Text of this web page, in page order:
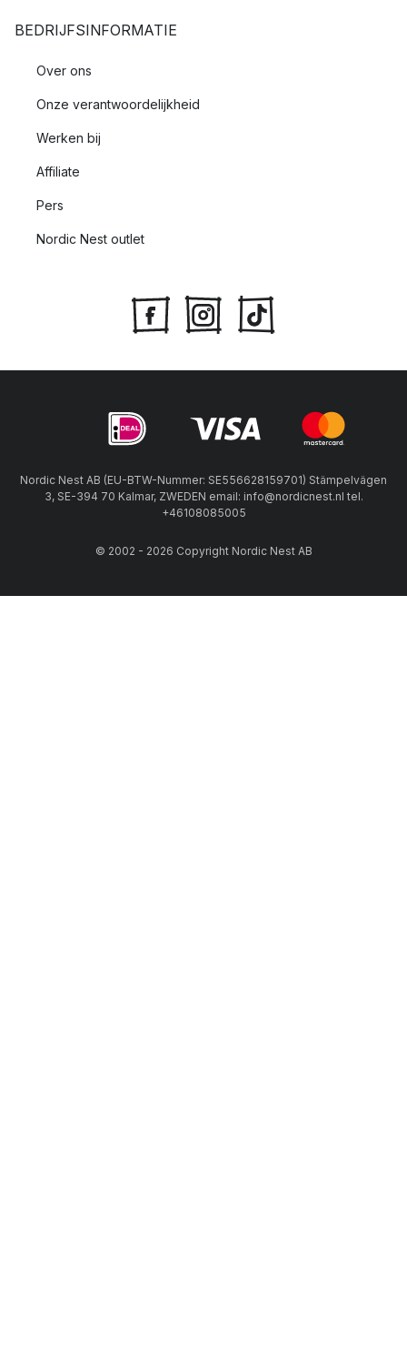
BEDRIJFSINFORMATIE
Over ons
Onze verantwoordelijkheid
Werken bij
Affiliate
Pers
Nordic Nest outlet
Nordic Nest AB (EU-BTW-Nummer: SE556628159701) Stämpelvägen
3, SE-394 70 Kalmar, ZWEDEN email: info@nordicnest.nl tel.
+46108085005
© 2002 - 2026 Copyright Nordic Nest AB